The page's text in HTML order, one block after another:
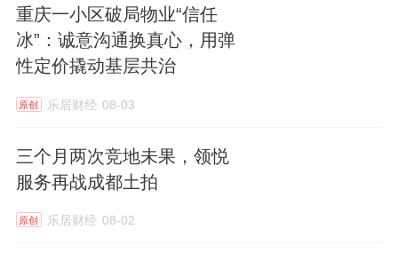
同时也通过强化项目经营看板建设，构建全周
期的经营指标体系，打通内部数据循环，直观
赋能来经营决策。
二是精细化管理提效。 我们聚焦在预算成本，
核算到资金的全链条管控拉通，以业态经营化
管理夯实经营基础，实现业财深度融合，针对
重庆一小区破局物业“信任
冰”：诚意沟通换真心，用弹
性定价撬动基层共治
原创 乐居财经 08-03
三个月两次竞地未果，领悦
服务再战成都土拍
原创 乐居财经 08-02